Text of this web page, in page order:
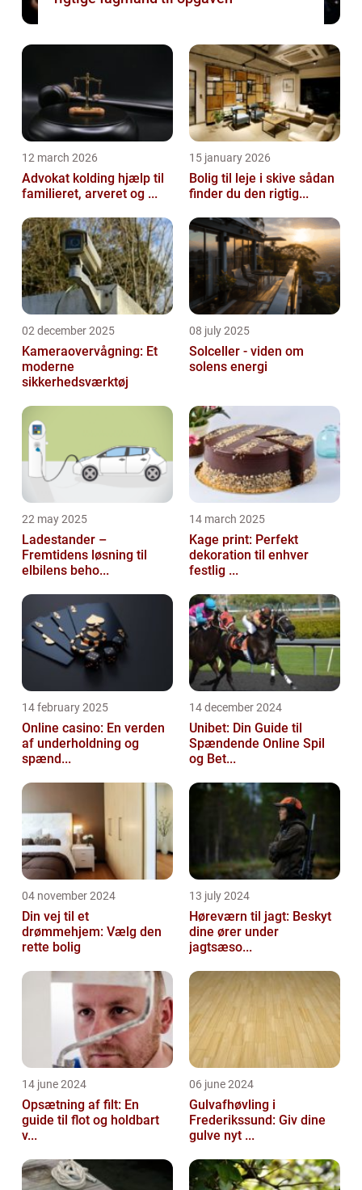
12 march 2026
Advokat kolding hjælp til
familieret, arveret og ...
15 january 2026
Bolig til leje i skive sådan
finder du den rigtig...
02 december 2025
Kameraovervågning: Et
moderne
sikkerhedsværktøj
08 july 2025
Solceller - viden om
solens energi
22 may 2025
Ladestander –
Fremtidens løsning til
elbilens beho...
14 march 2025
Kage print: Perfekt
dekoration til enhver
festlig ...
14 february 2025
Online casino: En verden
af underholdning og
spænd...
14 december 2024
Unibet: Din Guide til
Spændende Online Spil
og Bet...
04 november 2024
Din vej til et
drømmehjem: Vælg den
rette bolig
13 july 2024
Høreværn til jagt: Beskyt
dine ører under
jagtsæso...
14 june 2024
Opsætning af filt: En
guide til flot og holdbart
v...
06 june 2024
Gulvafhøvling i
Frederikssund: Giv dine
gulve nyt ...